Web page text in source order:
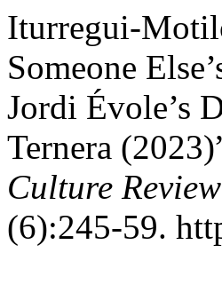
Iturregui-
Someone
Jordi Évole’s
Ternera
Culture
(6):245-59.